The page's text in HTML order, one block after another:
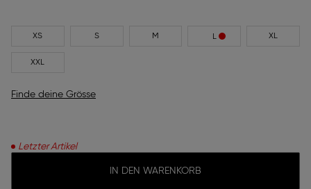
XS S M L XL
XXL
Finde deine Grösse
Letzter Artikel
IN DEN WARENKORB